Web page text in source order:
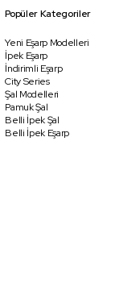
Popüler Kategoriler
Yeni Eşarp Modelleri
İpek Eşarp
İndirimli Eşarp
City Series
Şal Modelleri
Pamuk Şal
Belli İpek Şal
Belli İpek Eşarp